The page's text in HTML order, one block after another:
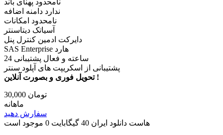
ندارد دامنه اضافه
نامحدود امکانات
آسیاتک دیتاسنتر
دایرکت ادمین کنترل پنل
SAS Enterprise هارد
24 ساعته و فعال پشتیبانی
پشتیبانی از اسکریپت های آپلود سنتر
تحویل فوری و بصورت آنلاین !
30,000 تومان
ماهانه
سفارش دهید
هاست دانلود ایران 40 گیگابایت
0 موجود است